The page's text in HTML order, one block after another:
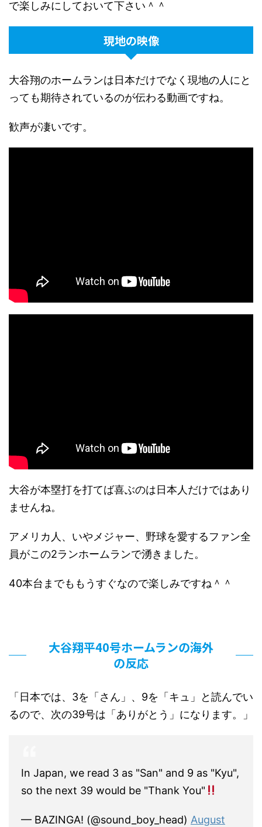
で楽しみにしておいて下さい＾＾
現地の映像
大谷翔のホームランは日本だけでなく現地の人にと
っても期待されているのが伝わる動画ですね。
歓声が凄いです。
大谷が本塁打を打てば喜ぶのは日本人だけではあり
ませんね。
アメリカ人、いやメジャー、野球を愛するファン全
員がこの2ランホームランで湧きました。
40本台までももうすぐなので楽しみですね＾＾
大谷翔平40号ホームランの海外
の反応
「日本では、3を「さん」、9を「キュ」と読んでい
るので、次の39号は「ありがとう」になります。」
In Japan, we read 3 as "San" and 9 as "Kyu",
so the next 39 would be "Thank You"
— BAZINGA! (@sound_boy_head) August